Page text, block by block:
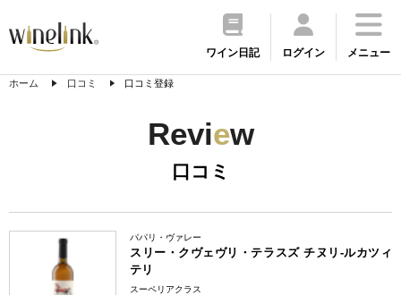
ワイン日記 ログイン メニュー
ホーム 口コミ 口コミ登録
Review
口コミ
パパリ・ヴァレー
スリー・クヴェヴリ・テラスズ チヌリ-ルカツィ
テリ
スーペリアクラス